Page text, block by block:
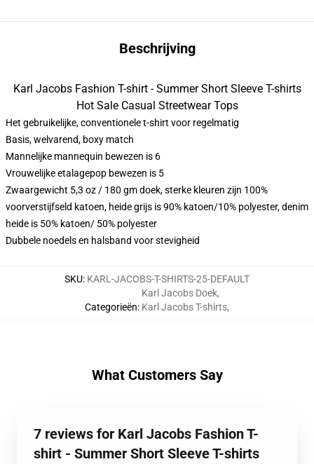
Beschrijving
Karl Jacobs Fashion T-shirt - Summer Short Sleeve T-shirts
Hot Sale Casual Streetwear Tops
Het gebruikelijke, conventionele t-shirt voor regelmatig
Basis, welvarend, boxy match
Mannelijke mannequin bewezen is 6
Vrouwelijke etalagepop bewezen is 5
Zwaargewicht 5,3 oz / 180 gm doek, sterke kleuren zijn 100%
voorverstijfseld katoen, heide grijs is 90% katoen/10% polyester, denim
heide is 50% katoen/ 50% polyester
Dubbele noedels en halsband voor stevigheid
SKU: KARL-JACOBS-T-SHIRTS-25-DEFAULT
Categorieën:
Karl Jacobs Doek,
Karl Jacobs T-shirts,
What Customers Say
7 reviews for Karl Jacobs Fashion T-
shirt - Summer Short Sleeve T-shirts